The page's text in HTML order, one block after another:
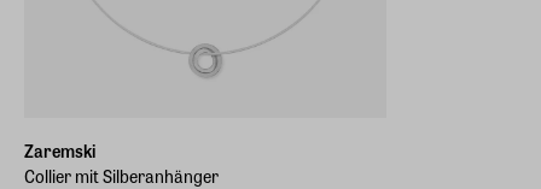
Zaremski
Collier mit Silberanhänger